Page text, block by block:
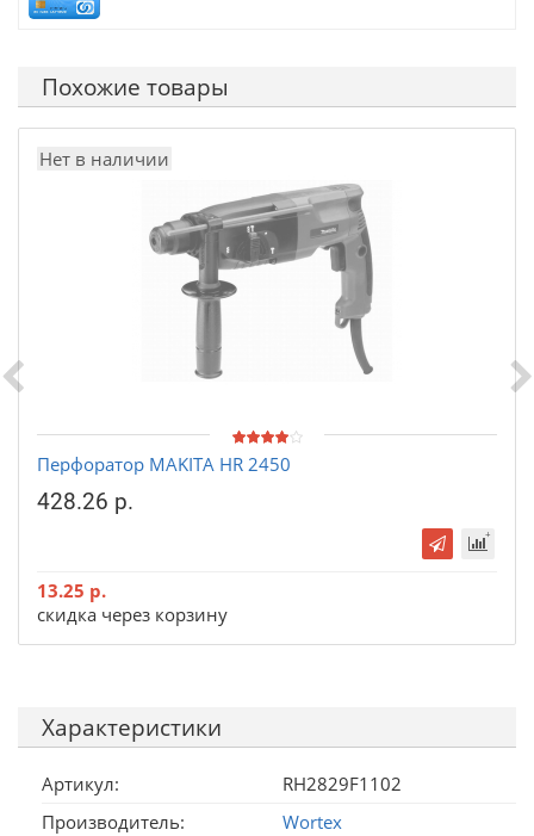
Похожие товары
Нет в наличии
Перфоратор MAKITA HR 2450
428.26 р.
13.25 р.
скидка через корзину
Характеристики
Артикул:
RH2829F1102
Производитель:
Wortex